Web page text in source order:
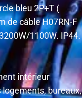
bleu 2P+T (
de câble H07RN-F
1100W. IP44.
intérieur
bureaux,